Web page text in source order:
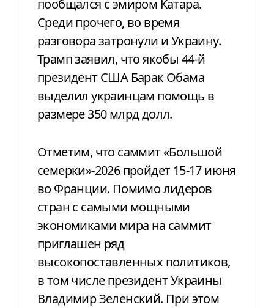
пообщался с эмиром Катара.
Среди прочего, во время
разговора затронули и Украину.
Трамп заявил, что якобы 44-й
президент США Барак Обама
выделил украинцам помощь в
размере 350 млрд долл.
Отметим, что саммит «Большой
семерки»-2026 пройдет 15-17 июня
во Франции. Помимо лидеров
стран с самыми мощными
экономиками мира на саммит
приглашен ряд
высокопоставленных политиков,
в том числе президент Украины
Владимир Зеленский. При этом